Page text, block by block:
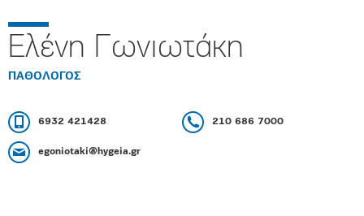
Ελένη Γωνιωτάκη
ΠΑΘΟΛΟΓΟΣ
6932 421428 210 686 7000
egoniotaki@hygeia.gr